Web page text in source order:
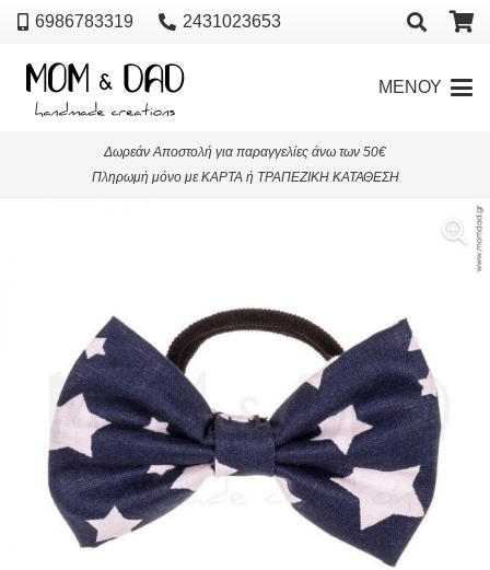
6986783319 2431023653
ΜΕΝΟΥ
Δωρεάν Αποστολή για παραγγελίες άνω των 50€
Πληρωμή μόνο με ΚΑΡΤΑ ή ΤΡΑΠΕΖΙΚΗ ΚΑΤΑΘΕΣΗ